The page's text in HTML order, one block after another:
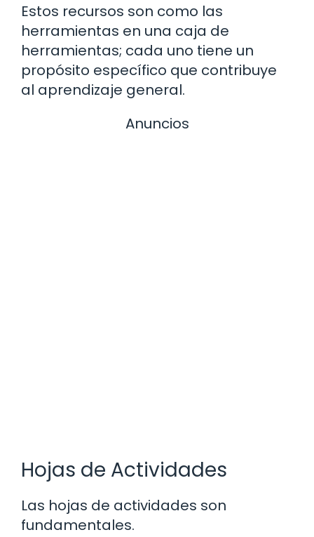
Estos recursos son como las
herramientas en una caja de
herramientas; cada uno tiene un
propósito específico que contribuye
al aprendizaje general.
Anuncios
Hojas de Actividades
Las hojas de actividades son
fundamentales.